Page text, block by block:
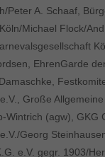
Peter A. Schaaf,
Michael Flock/
EhrenGarde
Große
Wintrich (agw), GKG
Georg
e.V. gegr. 1903/